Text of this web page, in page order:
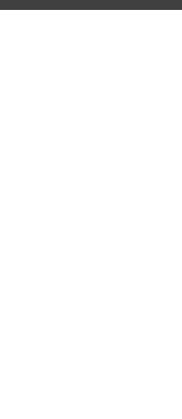
Kaufmann